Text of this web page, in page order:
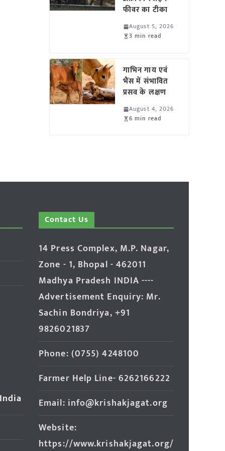
फीवर का टीका
August 5, 2026
3 min read
गाभिन गाय एवं
भैंस में संभावित
प्रसव के लक्षण
August 4, 2026
6 min read
Contact Us
14 Press Complex, M.P. Nagar,
Zone - 1, Bhopal - 462011
Madhya Pradesh INDIA ----
Advertisement Enquiry: Mr.
Sachin Bondriya, +91
9826021837
Phone: (0755) 4248100
Farmer Help Line- 6262166222
Email: info@krishakjagat.org
Website:
https://www.krishakjagat.org/